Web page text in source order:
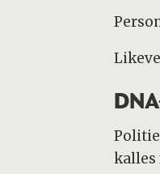
kalles